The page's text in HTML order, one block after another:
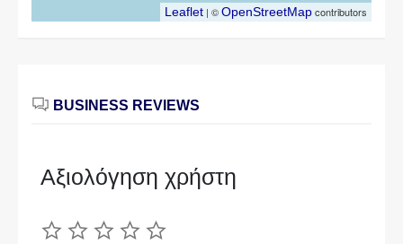
Leaflet | ©OpenStreetMapcontributors
BUSINESS REVIEWS
Αξιολόγηση χρήστη